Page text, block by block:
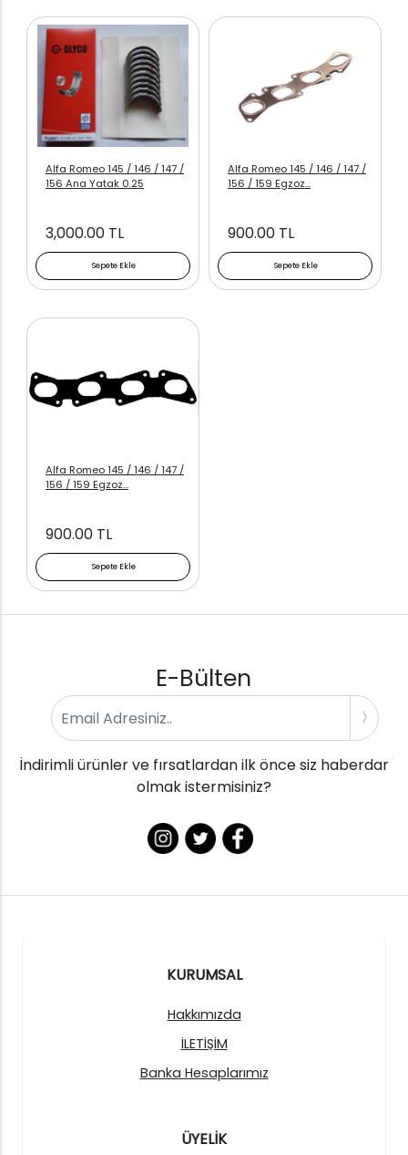
Sepete Ekle
Alfa Romeo 145 / 146 / 147 /
156 Ana Yatak 0.25
3,000.00 TL
Sepete Ekle
Alfa Romeo 145 / 146 / 147 /
156 / 159 Egzoz...
900.00 TL
Sepete Ekle
Alfa Romeo 145 / 146 / 147 /
156 / 159 Egzoz...
900.00 TL
E-Bülten
İndirimli ürünler ve fırsatlardan ilk önce siz haberdar
olmak istermisiniz?
KURUMSAL
Hakkımızda
İLETİŞİM
Banka Hesaplarımız
ÜYELİK